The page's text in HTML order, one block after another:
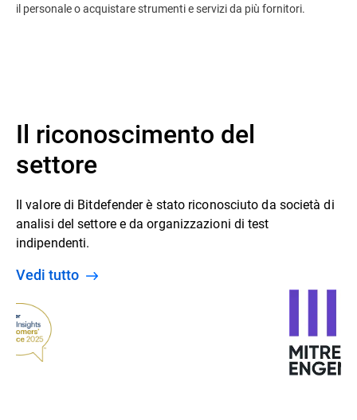
il personale o acquistare strumenti e servizi da più fornitori.
Il riconoscimento del
settore
Il valore di Bitdefender è stato riconosciuto da società di
analisi del settore e da organizzazioni di test
indipendenti.
Vedi tutto